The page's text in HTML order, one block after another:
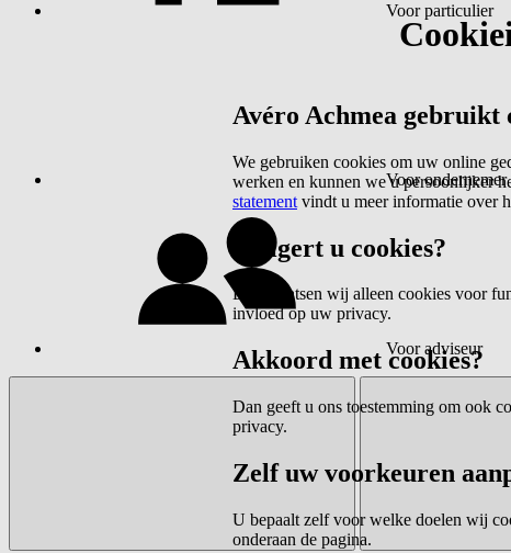
Voor particulier
Voor ondernemer
Voor adviseur
Avéro Achmea gebruikt
We gebruiken cookies om uw online
werken en kunnen we u persoonlijker
statement vindt u meer informatie over
Weigert u cookies?
Dan plaatsen wij alleen cookies voor
invloed op uw privacy.
Akkoord met cookies?
Dan geeft u ons toestemming om ook
privacy.
Zelf uw voorkeuren
U bepaalt zelf voor welke doelen wij
onderaan de pagina.